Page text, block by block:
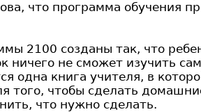
что программа обучения
2100 созданы так, что
ничего не сможет изучить
одна книга учителя, в
того, чтобы сделать
что нужно сделать.